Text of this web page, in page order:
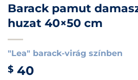
Barack pamut
huzat 40×50 cm
"Lea" barack-virág színben
$ 40